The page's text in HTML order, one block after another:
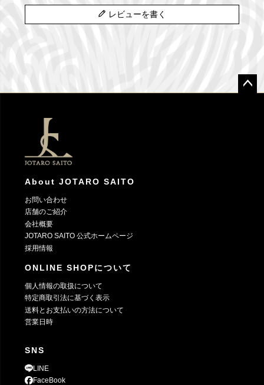
レビューを書く
About JOTARO SAITO
お問い合わせ
店舗のご紹介
会社概要
JOTARO SAITO 公式ホームページ
採用情報
ONLINE SHOPについて
個人情報の取扱について
特定商取引法に基づく表示
送料とお支払いの方法について
営業日時
SNS
LINE
FaceBook